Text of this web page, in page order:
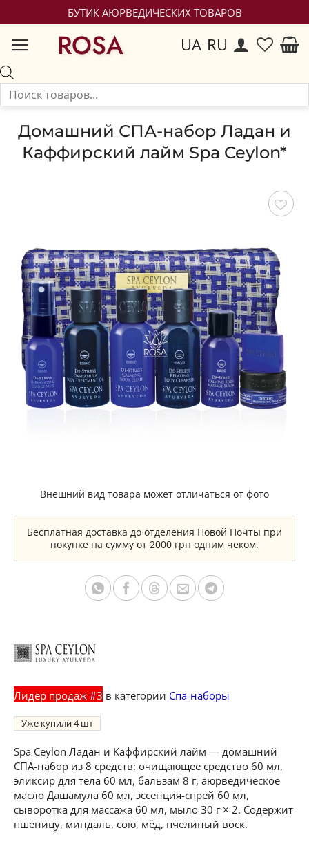
БУТИК АЮРВЕДИЧЕСКИХ ТОВАРОВ
ROSA UA RU
Домашний СПА-набор Ладан и
Каффирский лайм Spa Ceylon*
Внешний вид товара может отличаться от фото
Бесплатная доставка до отделения Новой Почты при
покупке на сумму от 2000 грн одним чеком.
Лидер продаж #3 в категории Спа-наборы
Уже купили4
Spa Ceylon Ладан и Каффирский лайм — домашний
СПА-набор из 8 средств: очищающее средство 60 мл,
эликсир для тела 60 мл, бальзам 8 г, аюрведическое
масло Дашамула 60 мл, эссенция-спрей 60 мл,
сыворотка для массажа 60 мл, мыло 30 г × 2. Содержит
пшеницу, миндаль, сою, мёд, пчелиный воск.